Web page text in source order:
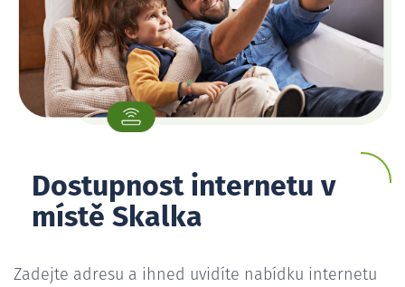
Dostupnost internetu v
místě Skalka
Zadejte adresu a ihned uvidíte nabídku internetu